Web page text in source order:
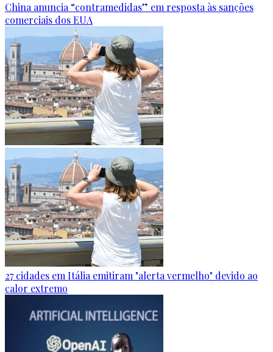
China anuncia “contramedidas” em resposta às sanções
comerciais dos EUA
27 cidades em Itália emitiram "alerta vermelho" devido ao
calor extremo